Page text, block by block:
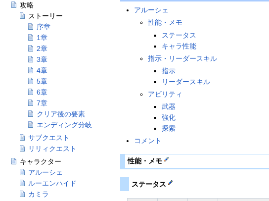
アルーシェ
性能・メモ
ステータス
キャラ性能
指示・リーダースキル
指示
リーダースキル
アビリティ
武器
強化
探索
コメント
性能・メモ
ステータス
攻略
ストーリー
序章
1章
2章
3章
4章
5章
6章
7章
クリア後の要素
エンディング分岐
サブクエスト
リリィクエスト
キャラクター
アルーシェ
ルーエンハイド
カミラ